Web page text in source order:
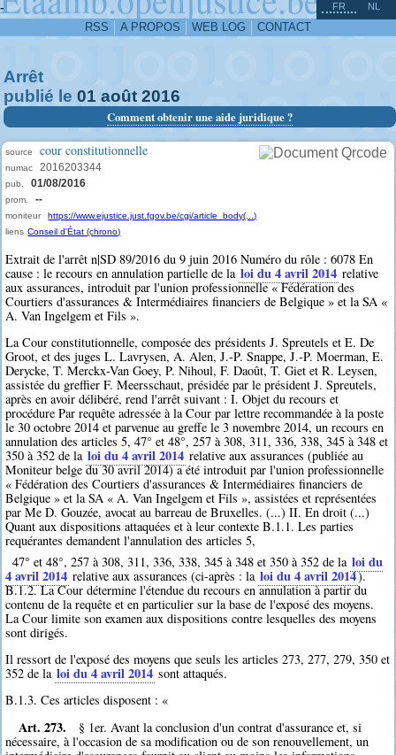
-
RSS A PROPOS WEB LOG CONTACT
FR NL
Arrêt
publié le 01 août 2016
Comment obtenir une aide juridique ?
source cour constitutionnelle
numac 2016203344
pub. 01/08/2016
prom. --
moniteur
https://www.ejustice.just.fgov.be/cgi/article_body(...)
liens Conseil d'État (chrono)
Extrait de l'arrêt n|SD 89/2016 du 9 juin 2016 Numéro du rôle : 6078 En
cause : le recours en annulation partielle de la loi du 4 avril 2014 relative
aux assurances, introduit par l'union professionnelle « Fédération des
Courtiers d'assurances & Intermédiaires financiers de Belgique » et la SA «
A. Van Ingelgem et Fils ».
La Cour constitutionnelle, composée des présidents J. Spreutels et E. De
Groot, et des juges L. Lavrysen, A. Alen, J.-P. Snappe, J.-P. Moerman, E.
Derycke, T. Merckx-Van Goey, P. Nihoul, F. Daoût, T. Giet et R. Leysen,
assistée du greffier F. Meersschaut, présidée par le président J. Spreutels,
après en avoir délibéré, rend l'arrêt suivant : I. Objet du recours et
procédure Par requête adressée à la Cour par lettre recommandée à la poste
le 30 octobre 2014 et parvenue au greffe le 3 novembre 2014, un recours en
annulation des articles 5, 47° et 48°, 257 à 308, 311, 336, 338, 345 à 348 et
350 à 352 de la loi du 4 avril 2014 relative aux assurances (publiée au
Moniteur belge du 30 avril 2014) a été introduit par l'union professionnelle
« Fédération des Courtiers d'assurances & Intermédiaires financiers de
Belgique » et la SA « A. Van Ingelgem et Fils », assistées et représentées
par Me D. Gouzée, avocat au barreau de Bruxelles. (...) II. En droit (...)
Quant aux dispositions attaquées et à leur contexte B.1.1. Les parties
requérantes demandent l'annulation des articles 5,
47° et 48°, 257 à 308, 311, 336, 338, 345 à 348 et 350 à 352 de la loi du
4 avril 2014 relative aux assurances (ci-après : la loi du 4 avril 2014).
B.1.2. La Cour détermine l'étendue du recours en annulation à partir du
contenu de la requête et en particulier sur la base de l'exposé des moyens.
La Cour limite son examen aux dispositions contre lesquelles des moyens
sont dirigés.
Il ressort de l'exposé des moyens que seuls les articles 273, 277, 279, 350 et
352 de la loi du 4 avril 2014 sont attaqués.
B.1.3. Ces articles disposent : «
Art. 273.
§ 1er. Avant la conclusion d'un contrat d'assurance et, si
nécessaire, à l'occasion de sa modification ou de son renouvellement, un
^